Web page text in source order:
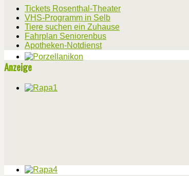
Tickets Rosenthal-Theater
VHS-Programm in Selb
Tiere suchen ein Zuhause
Fahrplan Seniorenbus
Apotheken-Notdienst
Anzeige